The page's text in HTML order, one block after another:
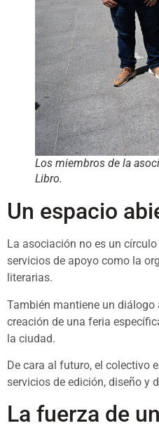
Los miembros de la
Libro.
Un espacio
La asociación no es un
servicios de apoyo como la
literarias.
También mantiene un
creación de una feria
la ciudad.
De cara al futuro, el colectivo
servicios de edición, diseño y
La fuerza de